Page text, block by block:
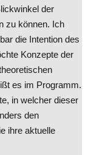
der
zu können. Ich
die Intention des
Konzepte der
es im Programm.
in welcher dieser
den
ihre aktuelle